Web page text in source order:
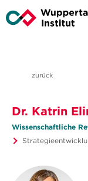
zurück
Dr. Katrin
Wissenschaftliche